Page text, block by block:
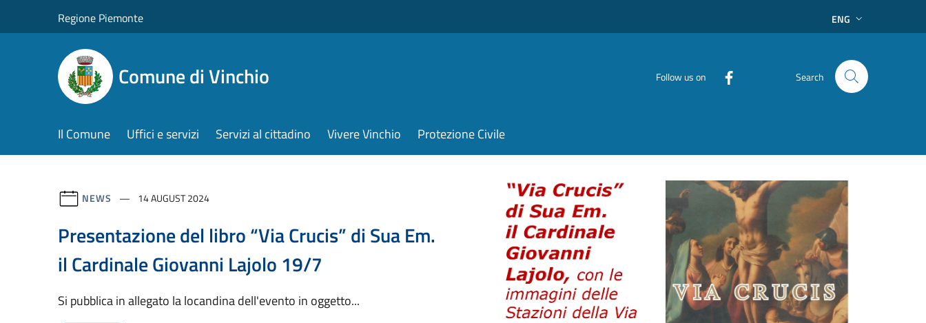
Regione Piemonte ENG
Comune di Vinchio Follow us on Search
Il Comune Uffici e servizi Servizi al cittadino Vivere Vinchio Protezione Civile
NEWS 14 AUGUST 2024
Presentazione del libro “Via Crucis” di Sua Em.
il Cardinale Giovanni Lajolo 19/7
Si pubblica in allegato la locandina dell'evento in oggetto...